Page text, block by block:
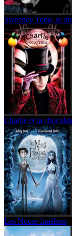
Sweeney Todd, le
Charlie et la
Les Noces funèbres